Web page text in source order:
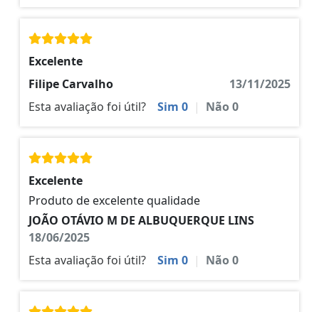
Excelente
Filipe Carvalho
13/11/2025
Esta avaliação foi útil?
Sim 0 | Não0
Excelente
Produto de excelente qualidade
JOÃO OTÁVIO M DE ALBUQUERQUE LINS
18/06/2025
Esta avaliação foi útil?
Sim 0 | Não0